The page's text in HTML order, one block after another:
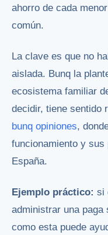
ahorro de cada
común.
La clave es que no
aislada. Bunq la
ecosistema familiar
decidir, tiene sentido
bunq opiniones,
funcionamiento y
España.
Ejemplo práctico: si
administrar una paga
como esta puede